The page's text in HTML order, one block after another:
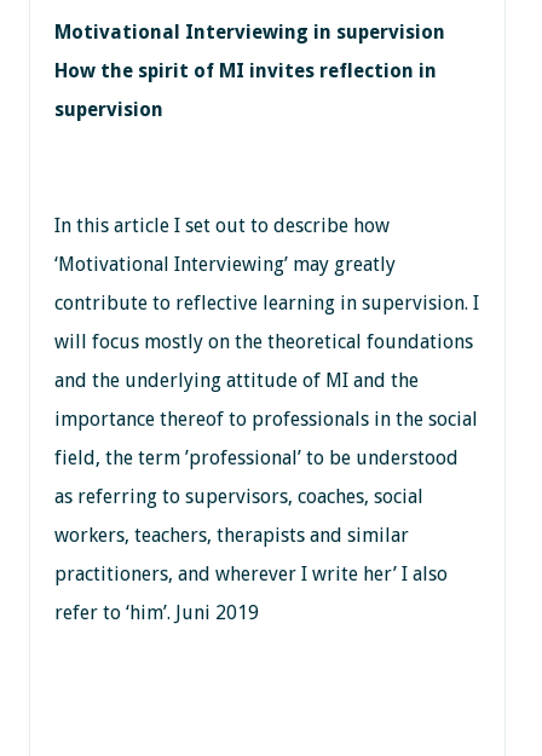
Motivational Interviewing in supervision
How the spirit of MI invites reflection in
supervision
In this article I set out to describe how
‘Motivational Interviewing’ may greatly
contribute to reflective learning in supervision. I
will focus mostly on the theoretical foundations
and the underlying attitude of MI and the
importance thereof to professionals in the social
field, the term ’professional’ to be understood
as referring to supervisors, coaches, social
workers, teachers, therapists and similar
practitioners, and wherever I write her’ I also
refer to ‘him’. Juni 2019